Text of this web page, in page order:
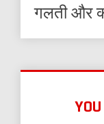
गलती और